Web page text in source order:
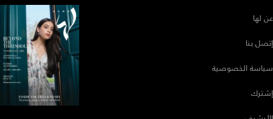
عن لها
إتصل بنا
سياسة الخصوصية
إشترك